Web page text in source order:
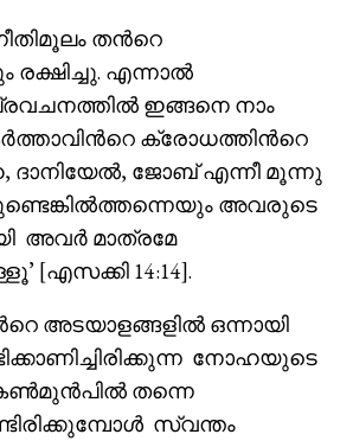
തൻറെ
എന്നാൽ
ഇങ്ങനെ നാം
ക്രോധത്തിൻറെ
ദാനിയേൽ, ജോബ് എന്നീ മൂന്നു
അവരുടെ
അവർ മാത്രമേ
[എസക്കി 14:14].
അടയാളങ്ങളിൽ ഒന്നായി
നോഹയുടെ
തന്നെ
സ്വന്തം